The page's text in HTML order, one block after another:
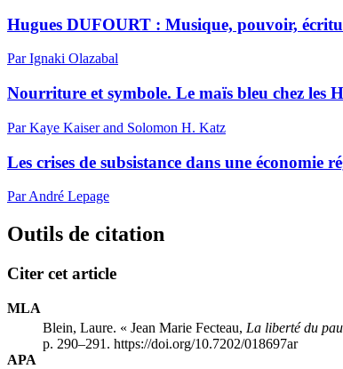
Hugues DUFOURT : Musique, pouvoir,
Par Ignaki Olazabal
Nourriture et symbole. Le maïs bleu chez les
Par Kaye Kaiser and Solomon H. Katz
Les crises de subsistance dans une économie
Par André Lepage
Outils de citation
Citer cet article
MLA
Blein, Laure. « Jean Marie Fecteau, La liberté du
p. 290–291. https://doi.org/10.7202/018697ar
APA